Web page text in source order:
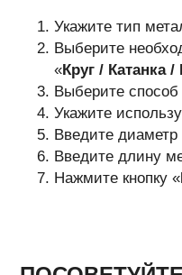
Укажите тип
Выберите
«Круг / Катанка /
Выберите способ
Укажите
Введите диаметр
Введите длину
Нажмите кнопку «